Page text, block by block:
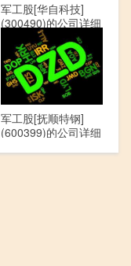
军工股[华自科技]
(300490)的公司详细
军工股[抚顺特钢]
(600399)的公司详细